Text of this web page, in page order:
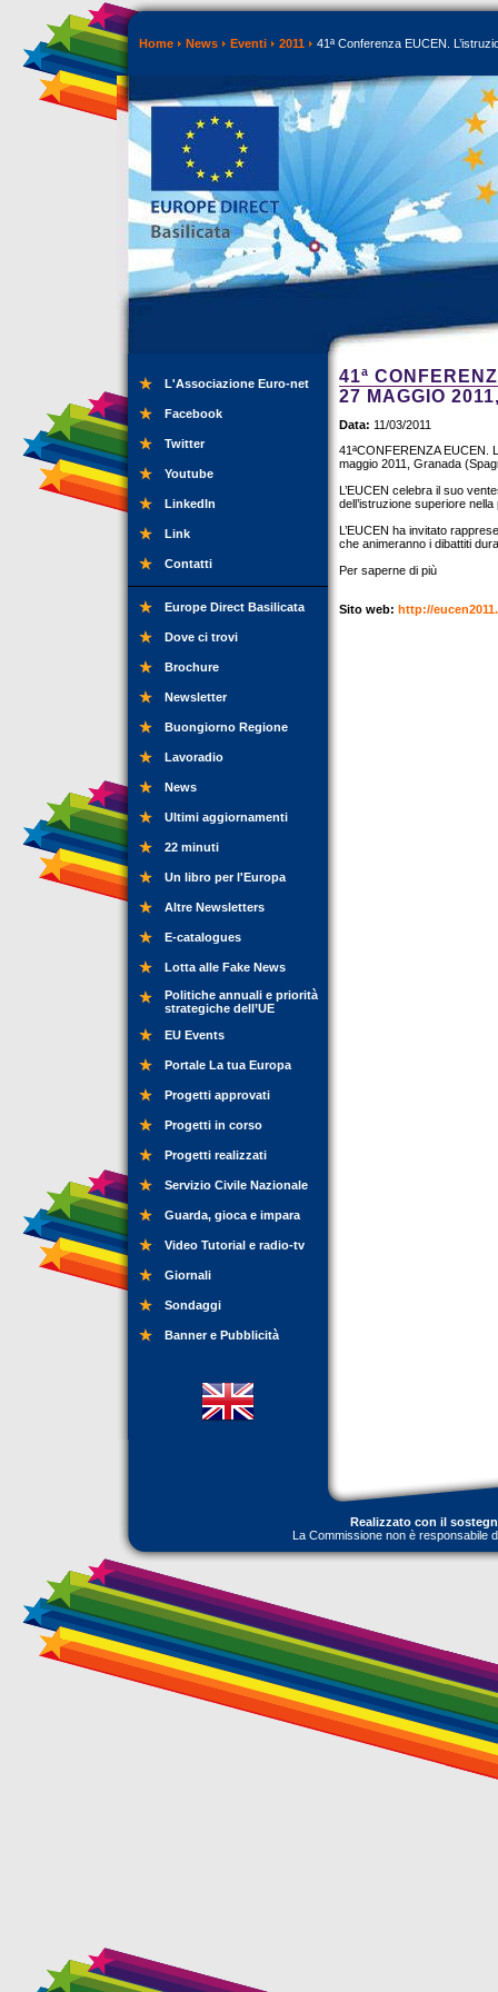
Home News Eventi 2011 41ª Conferenza EUCEN.
L'Associazione Euro-net
Facebook
Twitter
Youtube
LinkedIn
Link
Contatti
Europe Direct Basilicata
Dove ci trovi
Brochure
Newsletter
Buongiorno Regione
Lavoradio
News
Ultimi aggiornamenti
22 minuti
Un libro per l'Europa
Altre Newsletters
E-catalogues
Lotta alle Fake News
Politiche annuali e priorità
strategiche dell’UE
EU Events
Portale La tua Europa
Progetti approvati
Progetti in corso
Progetti realizzati
Servizio Civile Nazionale
Guarda, gioca e impara
Video Tutorial e radio-tv
Giornali
Sondaggi
Banner e Pubblicità
41ª
27 MAGGIO
Data: 11/03/2011
41ªCONFERENZA EUCEN.
maggio 2011, Granada
L’EUCEN celebra il suo
dell’istruzione superiore
L’EUCEN ha invitato
che animeranno i dibattiti
Per saperne di più
Sito web: http://
Realizzato con il
La Commissione non è responsabile